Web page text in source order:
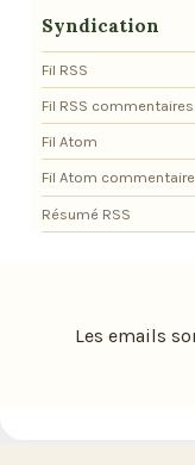
Syndication
Fil RSS
Fil RSS commentaires
Fil Atom
Fil Atom
Résumé RSS
Les emails